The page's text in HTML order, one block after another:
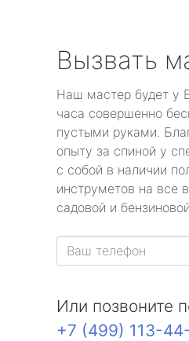
Вызвать
Наш мастер будет у
часа совершенно
пустыми руками.
опыту за спиной у
с собой в наличии
инструметов на все
садовой и
Или позвоните
+7 (499) 113-